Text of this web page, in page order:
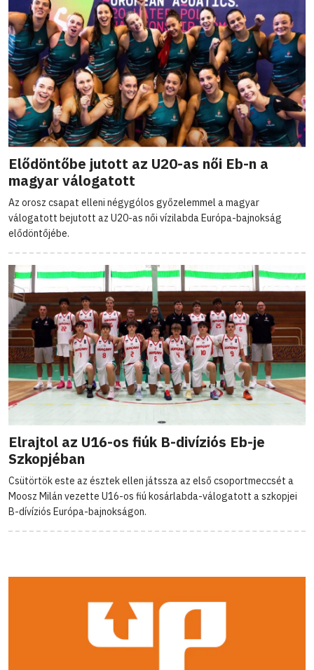
Elődöntőbe jutott az U20-as női Eb-n a
magyar válogatott
Az orosz csapat elleni négygólos győzelemmel a magyar
válogatott bejutott az U20-as női vízilabda Európa-bajnokság
elődöntőjébe.
Elrajtol az U16-os fiúk B-divíziós Eb-je
Szkopjéban
Csütörtök este az észtek ellen játssza az első csoportmeccsét a
Moosz Milán vezette U16-os fiú kosárlabda-válogatott a szkopjei
B-dívíziós Európa-bajnokságon.